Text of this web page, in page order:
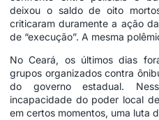
deixou o saldo de oito
criticaram duramente a ação
de “execução”. A mesma
No Ceará, os últimos dias
grupos organizados contra
do governo estadual.
incapacidade do poder local
em certos momentos, uma luta